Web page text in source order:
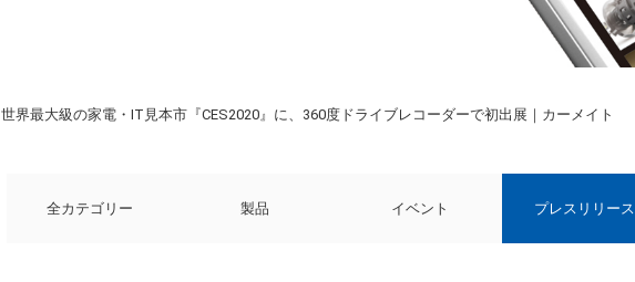
世界最大級の家電・IT見本市『CES2020』に、360度ドライブレコーダーで初出展｜カーメイト
全カテゴリー 製品 イベント プレスリリース